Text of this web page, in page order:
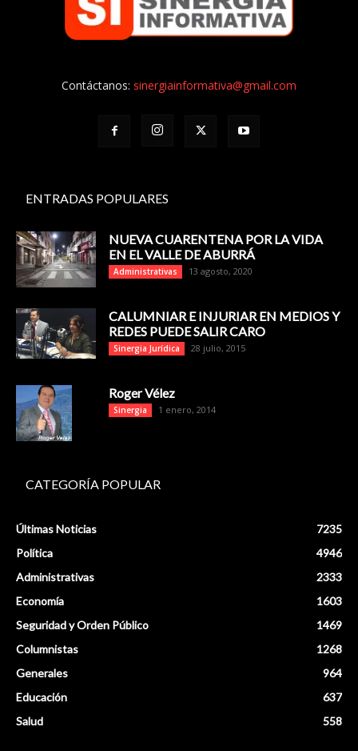
Contáctanos: sinergiainformativa@gmail.com
ENTRADAS POPULARES
NUEVA CUARENTENA POR LA VIDA
EN EL VALLE DE ABURRÁ
Administrativas 13 agosto, 2020
CALUMNIAR E INJURIAR EN MEDIOS Y
REDES PUEDE SALIR CARO
Sinergia Jurídica 28 julio, 2015
Roger Vélez
Sinergia 1 enero, 2014
CATEGORÍA POPULAR
Últimas Noticias
7235
Política
4946
Administrativas
2333
Economía
1603
Seguridad y Orden Público
1469
Columnistas
1268
Generales
964
Educación
637
Salud
558